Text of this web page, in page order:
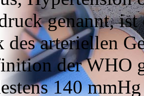
genannt,
arteriellen
der WHO
140